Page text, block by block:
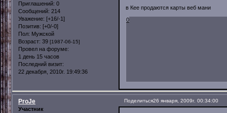
Приглашений: 0
Сообщений: 214
Уважение: [+16/-1]
Позитив: [+0/-0]
Пол: Мужской
Возраст: 39 [1987-06-15]
Провел на форуме:
1 день 15 часов
Последний визит:
22 декабря, 2010г. 19:49:36
в Кее продаются карты веб мани
0
Поделиться26 января, 2009г. 00:34:00
ProJe
Участник